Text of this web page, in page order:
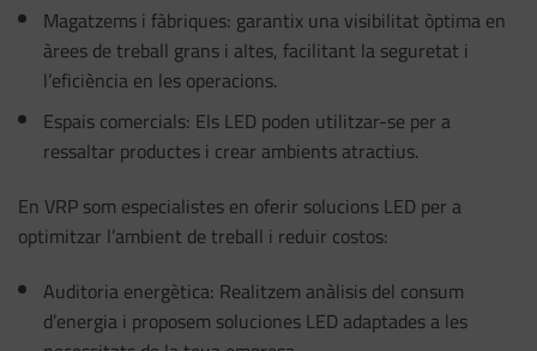
Magatzems i fàbriques: garantix una visibilitat òptima en
àrees de treball grans i altes, facilitant la seguretat i
l’eficiència en les operacions.
Espais comercials: Els LED poden utilitzar-se per a
ressaltar productes i crear ambients atractius.
En VRP som especialistes en oferir solucions LED per a
optimitzar l’ambient de treball i reduir costos:
Auditoria energètica: Realitzem anàlisis del consum
d’energia i proposem soluciones LED adaptades a les